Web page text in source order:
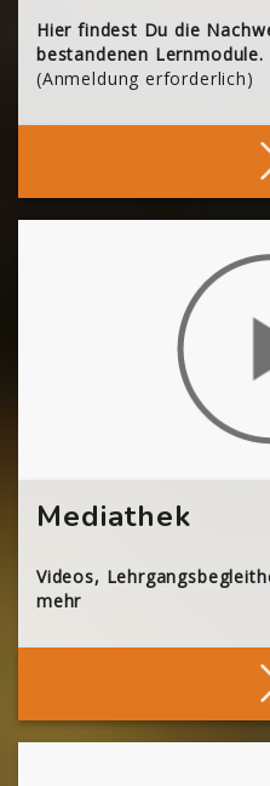
Hier findest Du die
bestandenen Lernmodule.
(Anmeldung erforderlich)
Deine
Mediathek
Videos,
mehr